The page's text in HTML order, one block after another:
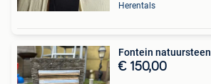
Herentals
Fontein natuursteen
€ 150,00